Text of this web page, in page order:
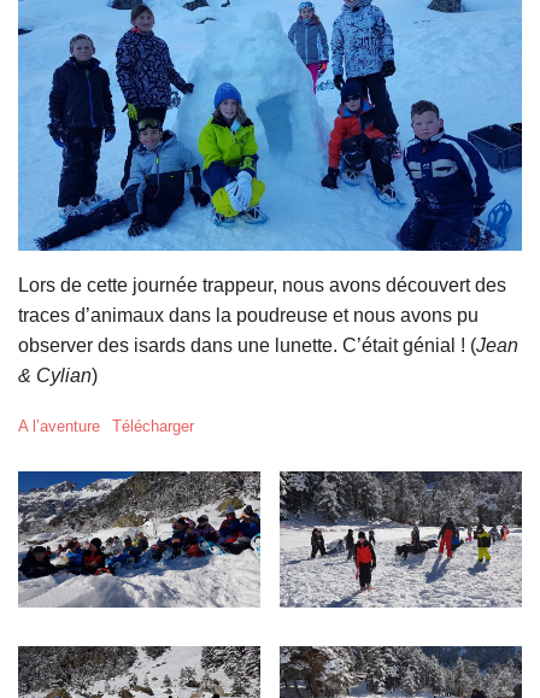
Lors de cette journée trappeur, nous avons découvert des
traces d’animaux dans la poudreuse et nous avons pu
observer des isards dans une lunette. C’était génial ! (Jean
& Cylian)
A l’aventure Télécharger